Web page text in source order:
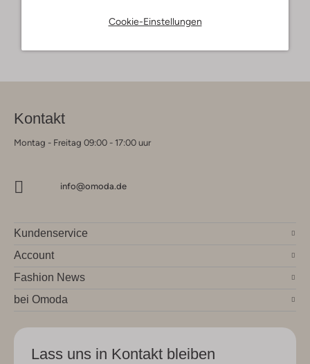
Cookie-Einstellungen
Kontakt
Montag - Freitag 09:00 - 17:00 uur
info@omoda.de
Kundenservice
Account
Fashion News
bei Omoda
Lass uns in Kontakt bleiben